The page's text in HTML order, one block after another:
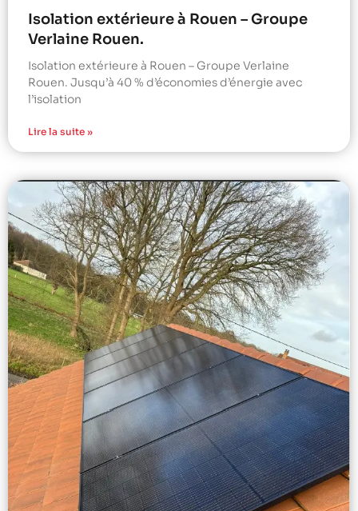
Isolation extérieure à Rouen – Groupe
Verlaine Rouen.
Isolation extérieure à Rouen – Groupe Verlaine
Rouen. Jusqu’à 40 % d’économies d’énergie avec
l’isolation
Lire la suite »